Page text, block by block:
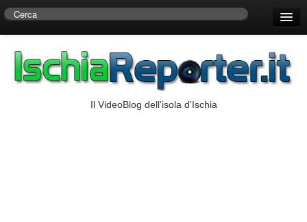
Centro di Ricerche Storiche D’Ambra
Il VideoBlog dell'isola d'Ischia